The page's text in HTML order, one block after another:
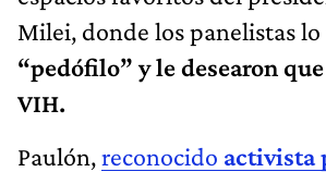
Milei, donde los panelistas
“pedófilo” y le desearon
VIH.
Paulón,reconocido activista